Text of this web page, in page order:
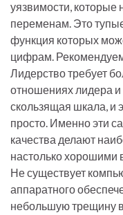
уязвимости, которые
переменам. Это
функция которых
цифрам.
Лидерство требует
отношениях лидера и
скользящая шкала, и
просто. Именно эти
качества делают
настолько хорошими
Не существует
аппаратного
небольшую трещину в